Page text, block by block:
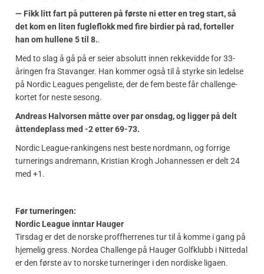
— Fikk litt fart på putteren på første ni etter en treg start, så
det kom en liten fugleflokk med fire birdier på rad, forteller
han om hullene 5 til 8..
Med to slag å gå på er seier absolutt innen rekkevidde for 33-
åringen fra Stavanger. Han kommer også til å styrke sin ledelse
på Nordic Leagues pengeliste, der de fem beste får challenge-
kortet for neste sesong.
Andreas Halvorsen måtte over par onsdag, og ligger på delt
åttendeplass med -2 etter 69-73.
Nordic League-rankingens nest beste nordmann, og forrige
turnerings andremann, Kristian Krogh Johannessen er delt 24
med +1.
Før turneringen:
Nordic League inntar Hauger
Tirsdag er det de norske proffherrenes tur til å komme i gang på
hjemelig gress. Nordea Challenge på Hauger Golfklubb i Nittedal
er den første av to norske turneringer i den nordiske ligaen.